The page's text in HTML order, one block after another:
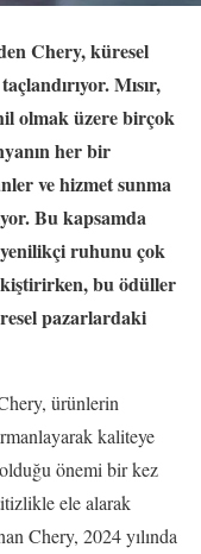
Chery, küresel
Mısır,
olmak üzere birçok
her bir
ve hizmet sunma
Bu kapsamda
ruhunu çok
bu ödüller
pazarlardaki
ürünlerin
kaliteye
olduğu önemi bir kez
ele alarak
Chery, 2024 yılında